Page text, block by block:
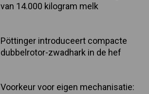
van 14.000 kilogram melk
Pöttinger introduceert compacte
dubbelrotor-zwadhark in de hef
Voorkeur voor eigen mechanisatie: